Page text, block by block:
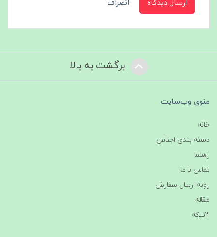
ارسال دیدگاه انصراف
برگشت به بالا
منوی وب‌سایت
خانه
دسته بندی اجناس
راهنما
تماس با ما
رویه ارسال سفارش
مقاله
3تیکه